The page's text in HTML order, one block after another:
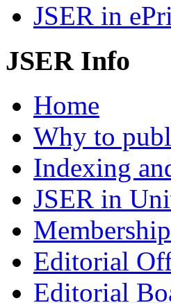
JSER in
JSER Info
Home
Why to
Indexing
JSER in
Membership
Editorial
Editorial